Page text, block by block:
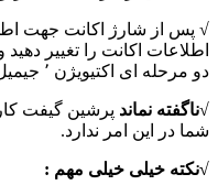
√ پس از شارژ اکانت جهت
دو مرحله ای اکتیویژن ٬ جیمیل ٬ فیسبوک و… خود را فعال کنید.
√ناگفته نماند پرشین گیفت
شما در این امر ندارد.
√نکته خیلی خیلی مهم :